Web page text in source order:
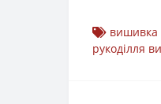
вишивка
рукоділля